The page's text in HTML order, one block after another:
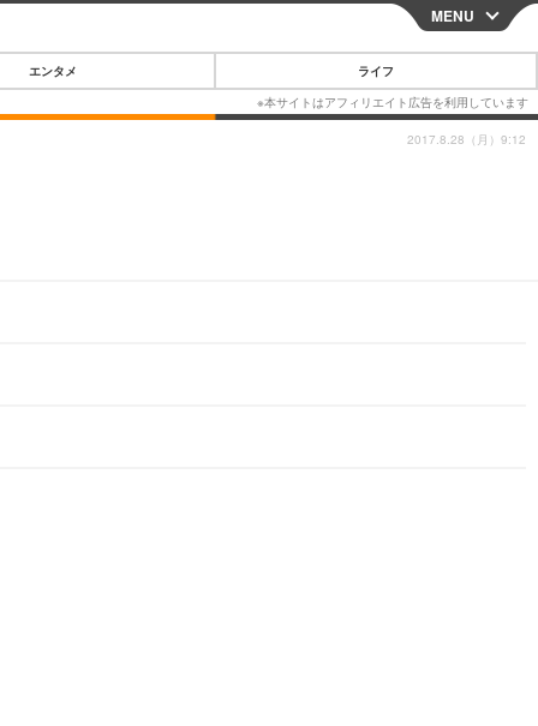
CLOSE
MENU
エンタメ ライフ
2017.8.28（月）9:12